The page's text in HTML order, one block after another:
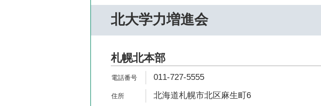
北大学力増進会
札幌北本部
011-727-5555
北海道札幌市北区麻生町6